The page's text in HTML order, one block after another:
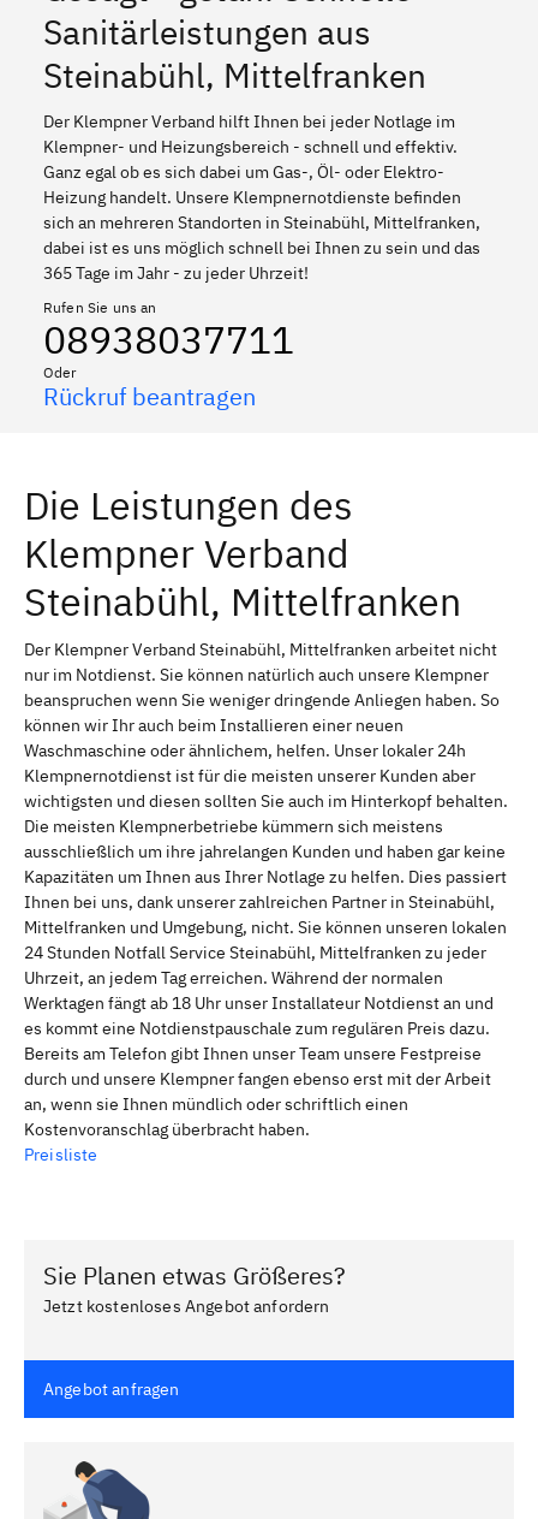
Sanitärleistungen aus
Steinabühl, Mittelfranken
Der Klempner Verband hilft Ihnen bei jeder Notlage im
Klempner- und Heizungsbereich - schnell und effektiv.
Ganz egal ob es sich dabei um Gas-, Öl- oder Elektro-
Heizung handelt. Unsere Klempnernotdienste befinden
sich an mehreren Standorten in Steinabühl, Mittelfranken,
dabei ist es uns möglich schnell bei Ihnen zu sein und das
365 Tage im Jahr - zu jeder Uhrzeit!
Rufen Sie uns an
08938037711
Oder
Rückruf beantragen
Die Leistungen des
Klempner Verband
Steinabühl, Mittelfranken
Der Klempner Verband Steinabühl, Mittelfranken arbeitet nicht
nur im Notdienst. Sie können natürlich auch unsere Klempner
beanspruchen wenn Sie weniger dringende Anliegen haben. So
können wir Ihr auch beim Installieren einer neuen
Waschmaschine oder ähnlichem, helfen. Unser lokaler 24h
Klempnernotdienst ist für die meisten unserer Kunden aber
wichtigsten und diesen sollten Sie auch im Hinterkopf behalten.
Die meisten Klempnerbetriebe kümmern sich meistens
ausschließlich um ihre jahrelangen Kunden und haben gar keine
Kapazitäten um Ihnen aus Ihrer Notlage zu helfen. Dies passiert
Ihnen bei uns, dank unserer zahlreichen Partner in Steinabühl,
Mittelfranken und Umgebung, nicht. Sie können unseren lokalen
24 Stunden Notfall Service Steinabühl, Mittelfranken zu jeder
Uhrzeit, an jedem Tag erreichen. Während der normalen
Werktagen fängt ab 18 Uhr unser Installateur Notdienst an und
es kommt eine Notdienstpauschale zum regulären Preis dazu.
Bereits am Telefon gibt Ihnen unser Team unsere Festpreise
durch und unsere Klempner fangen ebenso erst mit der Arbeit
an, wenn sie Ihnen mündlich oder schriftlich einen
Kostenvoranschlag überbracht haben.
Preisliste
Sie Planen etwas Größeres?
Jetzt kostenloses Angebot anfordern
Angebot anfragen